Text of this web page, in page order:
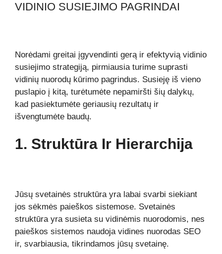
VIDINIO SUSIEJIMO PAGRINDAI
Norėdami greitai įgyvendinti gerą ir efektyvią vidinio
susiejimo strategiją, pirmiausia turime suprasti
vidinių nuorodų kūrimo pagrindus. Susieję iš vieno
puslapio į kitą, turėtumėte nepamiršti šių dalykų,
kad pasiektumėte geriausių rezultatų ir
išvengtumėte baudų.
1. Struktūra Ir Hierarchija
Jūsų svetainės struktūra yra labai svarbi siekiant
jos sėkmės paieškos sistemose. Svetainės
struktūra yra susieta su vidinėmis nuorodomis, nes
paieškos sistemos naudoja vidines nuorodas SEO
ir, svarbiausia, tikrindamos jūsų svetainę.